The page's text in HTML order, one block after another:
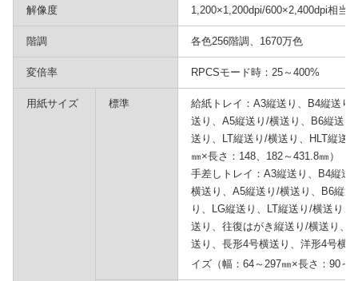
解像度 1,200×1,200dpi/600×2,400dpi相当/
階調 各色256階調、1670万色
変倍率 RPCSモード時：25～400%
用紙サイズ 標準
給紙トレイ：A3縦送り、B4縦送り
送り、A5縦送り/横送り、B6縦送
送り、LT縦送り/横送り、HLT縦送
㎜×長さ：148、182～431.8㎜）
手差しトレイ：A3縦送り、B4縦送
横送り、A5縦送り/横送り、B6縦
り、LG縦送り、LT縦送り/横送り
送り、往復はがき縦送り/横送り、
送り、長形4号横送り、洋形4号横
イズ（幅：64～297㎜×長さ：90～